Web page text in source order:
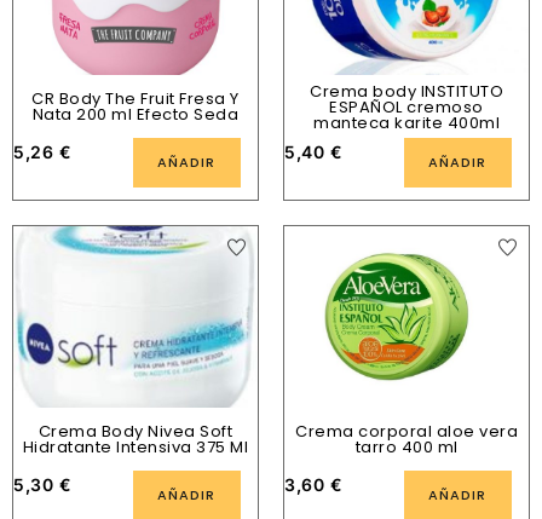
CR Body The Fruit Fresa Y
Nata 200 ml Efecto Seda
5,26 € AÑADIR
Crema body INSTITUTO
ESPAÑOL cremoso
manteca karite 400ml
5,40 € AÑADIR
Crema Body Nivea Soft
Hidratante Intensiva 375 Ml
5,30 € AÑADIR
Crema corporal aloe vera
tarro 400 ml
3,60 € AÑADIR